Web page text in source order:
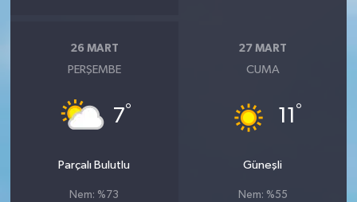
26 MART
PERŞEMBE
7°
Parçalı Bulutlu
Nem: %73
27 MART
CUMA
11 °
Güneşli
Nem: %55